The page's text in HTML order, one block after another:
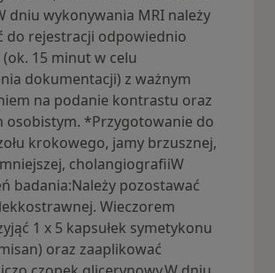
dniu wykonywania MRI należy
do rejestracji odpowiednio
15 minut w celu
dokumentacji) z ważnym
na podanie kontrastu oraz
osobistym. *Przygotowanie do
krokowego, jamy brzusznej,
cholangiografiiW
badania:Należy pozostawać
Wieczorem
1 x 5 kapsułek symetykonu
oraz zaaplikować